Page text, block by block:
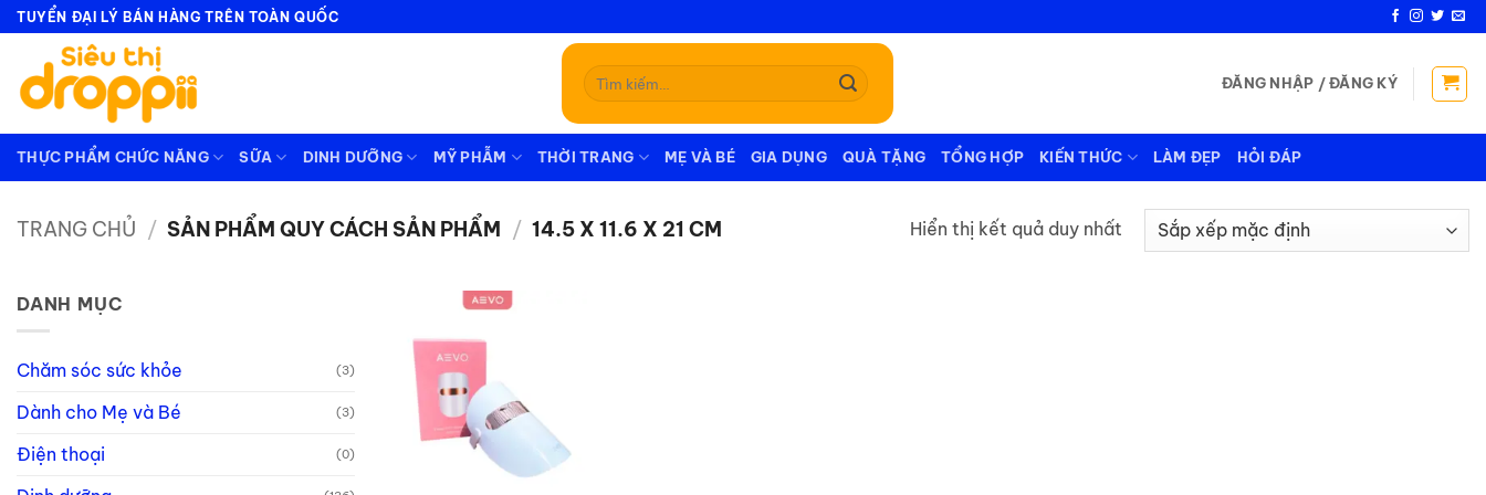
Bỏ
qua
dung
TUYỂN ĐẠI LÝ BÁN HÀNG TRÊN TOÀN QUỐC
Tìm
kiếm:
ĐĂNG NHẬP / ĐĂNG KÝ
THỰC PHẨM CHỨC NĂNG SỮA DINH DƯỠNG MỸ PHẪM THỜI TRANG MẸ VÀ BÉ GIA DỤNG QUÀ TẶNG TỔNG HỢP KIẾN THỨC LÀM ĐẸP HỎI ĐÁP
TRANG CHỦ / SẢN PHẨM QUY CÁCH SẢN PHẨM / 14.5 X 11.6 X 21 CM Hiển thị kết quả duy nhất
DANH MỤC
Chăm sóc sức khỏe (3)
Dành cho Mẹ và Bé (3)
Điện thoại (0)